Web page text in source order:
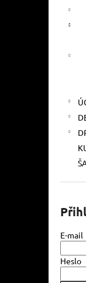
E-mail
Heslo